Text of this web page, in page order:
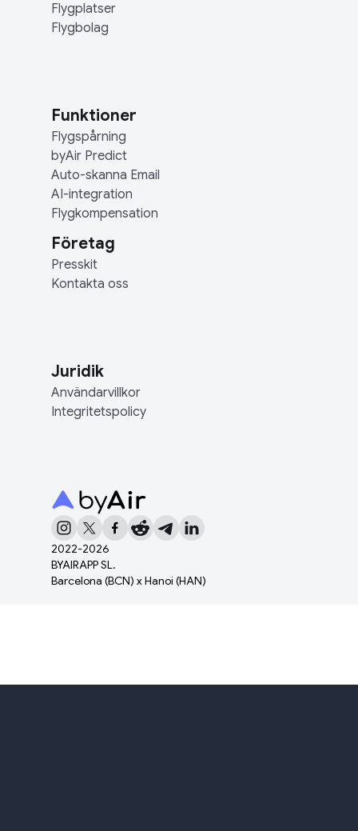
2022-2026
BYAIRAPP SL.
Barcelona (BCN) x Hanoi (HAN)
Flygplatser
Flygbolag
Funktioner
Flygspårning
byAir Predict
Auto-skanna Email
AI-integration
Flygkompensation
Företag
Presskit
Kontakta oss
Juridik
Användarvillkor
Integritetspolicy